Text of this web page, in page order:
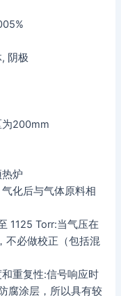
阴极
为200mm
炉
化后与气体原料相
1125 Torr:当气压在
不必做校正（包括混
重复性:信号响应时
腐涂层，所以具有较